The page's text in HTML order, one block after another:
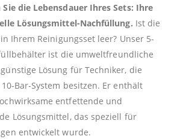
Sie die Lebensdauer Ihres Sets: Ihre
Lösungsmittel-Nachfüllung. Ist die
Ihrem Reinigungsset leer? Unser 5-
ist die umweltfreundliche
Lösung für Techniker, die
Bar-System besitzen. Er enthält
entfettende und
Lösungsmittel, das speziell für
entwickelt wurde.